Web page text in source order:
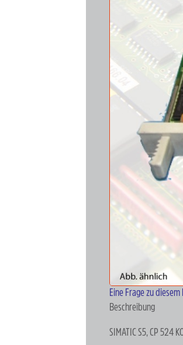
Eine Frage zu
Beschreibung
SIMATIC S5, CP 524